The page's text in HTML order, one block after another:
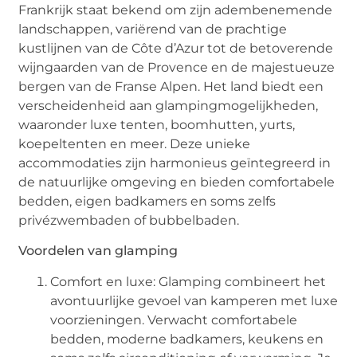
Frankrijk staat bekend om zijn adembenemende
landschappen, variërend van de prachtige
kustlijnen van de Côte d’Azur tot de betoverende
wijngaarden van de Provence en de majestueuze
bergen van de Franse Alpen. Het land biedt een
verscheidenheid aan glampingmogelijkheden,
waaronder luxe tenten, boomhutten, yurts,
koepeltenten en meer. Deze unieke
accommodaties zijn harmonieus geïntegreerd in
de natuurlijke omgeving en bieden comfortabele
bedden, eigen badkamers en soms zelfs
privézwembaden of bubbelbaden.
Voordelen van glamping
Comfort en luxe: Glamping combineert het
avontuurlijke gevoel van kamperen met luxe
voorzieningen. Verwacht comfortabele
bedden, moderne badkamers, keukens en